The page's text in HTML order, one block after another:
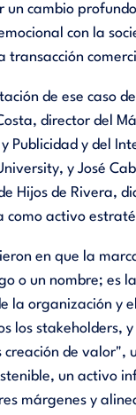
un cambio
con la
transacción
de ese caso
director del
Publicidad y del
y José
Hijos de Rivera,
como activo
en que la
o un nombre; es
la organización y
los stakeholders,
creación de valor",
un activo
márgenes y